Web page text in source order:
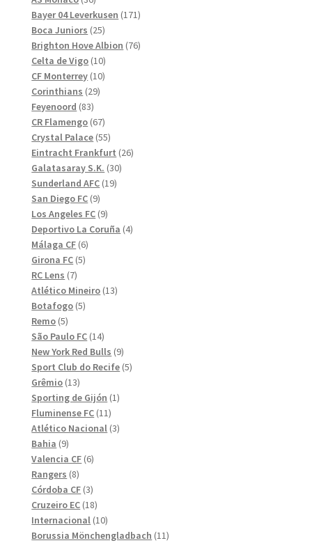
produkter
Bayer 04 Leverkusen 171171
Boca Juniors 2525
produkter
Brighton Hove Albion 7676
Celta de Vigo 1010
produkter
CF Monterrey 1010
Corinthians 2929
Feyenoord 8383
produkter
CR Flamengo 6767
produkter
Crystal Palace 5555
produkter
Eintracht Frankfurt 2626
Galatasaray S.K. 3030
Sunderland AFC 1919
San Diego FC 99
produkter
Los Angeles FC 99
produkter
Deportivo La Coruña 44
Málaga CF 66
Girona FC 55
RC Lens 77
produkter
Atlético Mineiro 1313
Botafogo 55
Remo 55
produkter
São Paulo FC 1414
produkter
New York Red Bulls 99
produkter
Sport Club do Recife 55
Grêmio 1313
produkter
Sporting de Gijón 11
Fluminense FC 1111
produkter
Atlético Nacional 33
Bahia 99
produkter
Valencia CF 66
Rangers 88
produkter
Córdoba CF 33
produkter
Cruzeiro EC 1818
produkter
Internacional 1010
produkter
Borussia Mönchengladbach 1111